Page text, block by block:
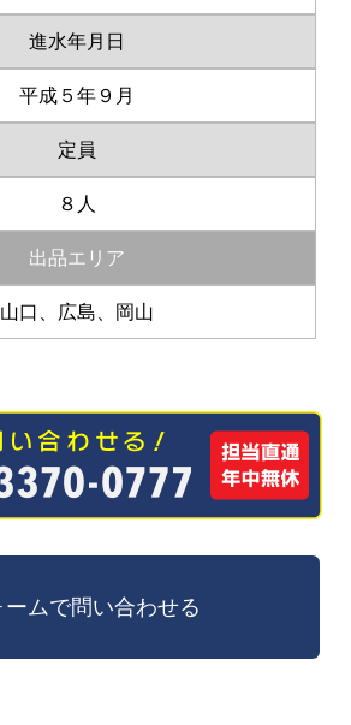
進水年月日
平成５年９月
定員
８人
出品エリア
山口、広島、岡山